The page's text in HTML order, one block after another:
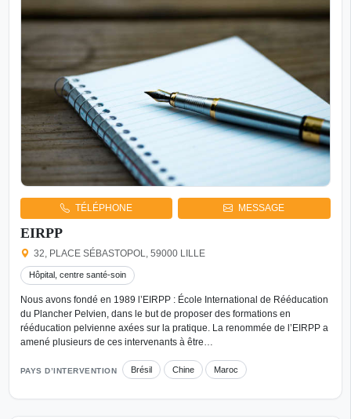
TÉLÉPHONE MESSAGE
EIRPP
32, PLACE SÉBASTOPOL, 59000 LILLE
Hôpital, centre santé-soin
Nous avons fondé en 1989 l’EIRPP : École International de Rééducation
du Plancher Pelvien, dans le but de proposer des formations en
rééducation pelvienne axées sur la pratique. La renommée de l’EIRPP a
amené plusieurs de ces intervenants à être…
PAYS D’INTERVENTION Brésil Chine Maroc